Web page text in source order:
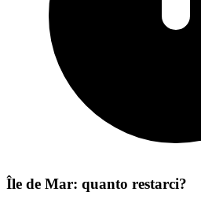
Île de Mar: quanto restarci?